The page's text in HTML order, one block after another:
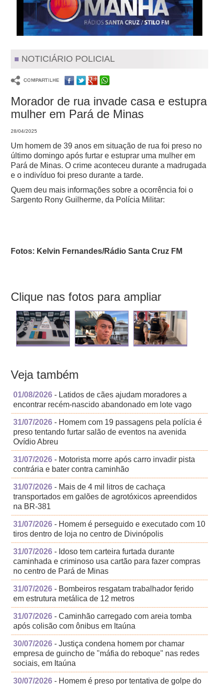
NOTICIÁRIO POLICIAL
Morador de rua invade casa e estupra
mulher em Pará de Minas
28/04/2025
Um homem de 39 anos em situação de rua foi preso no
último domingo após furtar e estuprar uma mulher em
Pará de Minas. O crime aconteceu durante a madrugada
e o indivíduo foi preso durante a tarde.
Quem deu mais informações sobre a ocorrência foi o
Sargento Rony Guilherme, da Polícia Militar:
Fotos: Kelvin Fernandes/Rádio Santa Cruz FM
Clique nas fotos para ampliar
Veja também
01/08/2026 - Latidos de cães ajudam moradores a
encontrar recém-nascido abandonado em lote vago
31/07/2026 - Homem com 19 passagens pela polícia é
preso tentando furtar salão de eventos na avenida
Ovídio Abreu
31/07/2026 - Motorista morre após carro invadir pista
contrária e bater contra caminhão
31/07/2026 - Mais de 4 mil litros de cachaça
transportados em galões de agrotóxicos apreendidos
na BR-381
31/07/2026 - Homem é perseguido e executado com 10
tiros dentro de loja no centro de Divinópolis
31/07/2026 - Idoso tem carteira furtada durante
caminhada e criminoso usa cartão para fazer compras
no centro de Pará de Minas
31/07/2026 - Bombeiros resgatam trabalhador ferido
em estrutura metálica de 12 metros
31/07/2026 - Caminhão carregado com areia tomba
após colisão com ônibus em Itaúna
30/07/2026 - Justiça condena homem por chamar
empresa de guincho de "máfia do reboque" nas redes
sociais, em Itaúna
30/07/2026 - Homem é preso por tentativa de golpe do